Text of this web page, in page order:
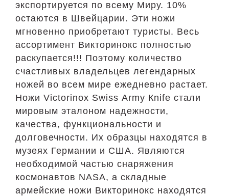
экспортируется по всему Миру. 10%
остаются в Швейцарии. Эти ножи
мгновенно приобретают туристы. Весь
ассортимент Викторинокс полностью
раскупается!!! Поэтому количество
счастливых владельцев легендарных
ножей во всем мире ежедневно растает.
Ножи Victorinox Swiss Аrmy Кnife стали
мировым эталоном надежности,
качества, функциональности и
долговечности. Их образцы находятся в
музеях Германии и США. Являются
необходимой частью снаряжения
космонавтов NASA, а складные
армейские ножи Викторинокс находятся